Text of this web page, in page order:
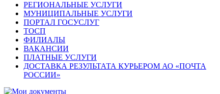
РЕГИОНАЛЬНЫЕ УСЛУГИ
МУНИЦИПАЛЬНЫЕ УСЛУГИ
ПОРТАЛ ГОСУСЛУГ
ТОСП
ФИЛИАЛЫ
ВАКАНСИИ
ПЛАТНЫЕ УСЛУГИ
ДОСТАВКА РЕЗУЛЬТАТА КУРЬЕРОМ АО «ПОЧТА
РОССИИ»